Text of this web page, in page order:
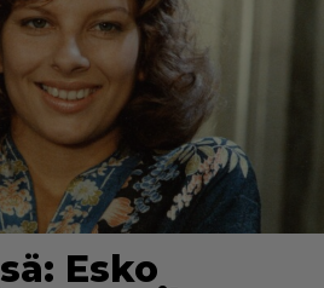
Esko